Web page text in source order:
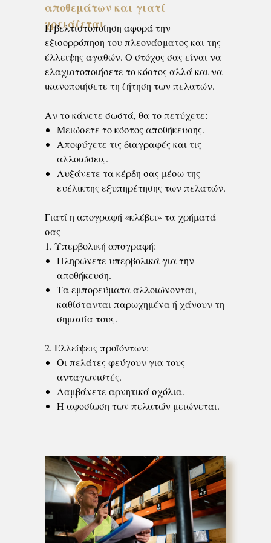
αποθεμάτων και γιατί
χρειάζεται
Η βελτιστοποίηση αφορά την
εξισορρόπηση του πλεονάσματος και της
έλλειψης αγαθών. Ο στόχος σας είναι να
ελαχιστοποιήσετε το κόστος αλλά και να
ικανοποιήσετε τη ζήτηση των πελατών.
Αν το κάνετε σωστά, θα το πετύχετε:
Μειώσετε το κόστος αποθήκευσης.
Αποφύγετε τις διαγραφές και τις
αλλοιώσεις.
Αυξάνετε τα κέρδη σας μέσω της
ευέλικτης εξυπηρέτησης των πελατών.
Γιατί η απογραφή «κλέβει» τα χρήματά
σας
1. Υπερβολική απογραφή:
Πληρώνετε υπερβολικά για την
αποθήκευση.
Τα εμπορεύματα αλλοιώνονται,
καθίστανται παρωχημένα ή χάνουν τη
σημασία τους.
2. Ελλείψεις προϊόντων:
Οι πελάτες φεύγουν για τους
ανταγωνιστές.
Λαμβάνετε αρνητικά σχόλια.
Η αφοσίωση των πελατών μειώνεται.